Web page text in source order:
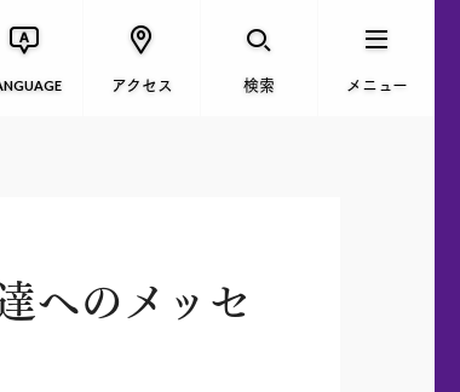
アクセス 検索 メニュー
へのメッセ